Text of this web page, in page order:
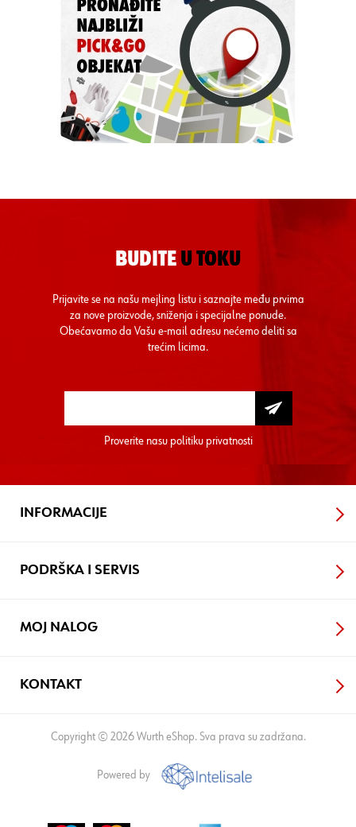
BUDITE U TOKU
Prijavite se na našu mejling listu i saznajte među prvima
za nove proizvode, sniženja i specijalne ponude.
Obećavamo da Vašu e-mail adresu nećemo deliti sa
trećim licima.
Proverite nasu politiku privatnosti
INFORMACIJE
PODRŠKA I SERVIS
MOJ NALOG
KONTAKT
Copyright © 2026 Wurth eShop. Sva prava su zadržana.
Powered by